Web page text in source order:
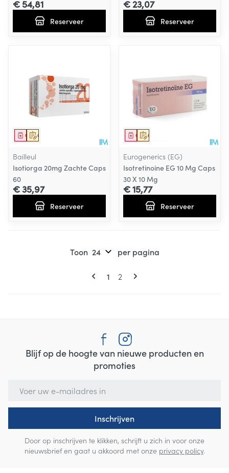
€ 54,81
Reserveer
€ 23,07
Reserveer
Op voorschrift
Geneesmiddel
Bailleul
Isotiorga 20mg Zachte Caps
60
€ 35,97
Reserveer
Op voorschrift
Geneesmiddel
Eurogenerics (EG)
Isotretinoine EG 10 Mg Caps
30 X 10 Mg
€ 15,77
Reserveer
Pagina's
U lees momenteel pagina
1 Pagina
2
Toon per pagina
Blijf op de hoogte van nieuwe producten en
promoties
Inschrijven
Door op inschrijven te klikken, schrijft u zich in voor onze
nieuwsbrief en gaat u akkoord met onze privacy policy.